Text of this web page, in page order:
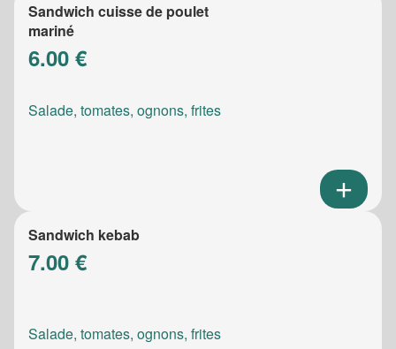
Sandwich cuisse de poulet
mariné
6.00 €
Salade, tomates, ognons, frites
Sandwich kebab
7.00 €
Salade, tomates, ognons, frites